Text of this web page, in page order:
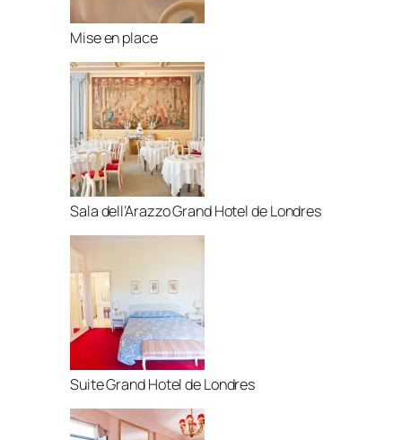
Mise en place
Sala dell’Arazzo Grand Hotel de Londres
Suite Grand Hotel de Londres